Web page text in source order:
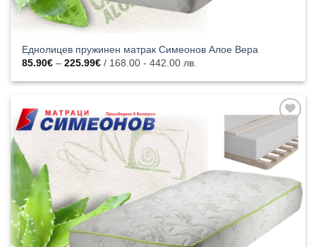
Еднолицев пружинен матрак Симеонов Алое Вера
85.90€ – 225.99€Price
85.90€
/ 168.00 - 442.00 лв.
списъка с
харесани
продукти